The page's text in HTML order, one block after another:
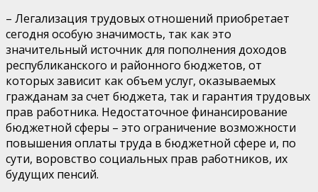
– Легализация трудовых отношений приобретает
сегодня особую значимость, так как это
значительный источник для пополнения доходов
республиканского и районного бюджетов, от
которых зависит как объем услуг, оказываемых
гражданам за счет бюджета, так и гарантия трудовых
прав работника. Недостаточное финансирование
бюджетной сферы – это ограничение возможности
повышения оплаты труда в бюджетной сфере и, по
сути, воровство социальных прав работников, их
будущих пенсий.